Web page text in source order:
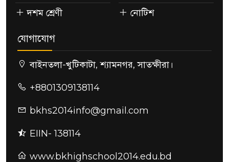
দশম শ্রেণী
নোটিশ
যোগাযোগ
বাইনতলা-খুটিকাটা, শ্যামনগর, সাতক্ষীরা।
+8801309138114
bkhs2014info@gmail.com
EIIN- 138114
www.bkhighschool2014.edu.bd